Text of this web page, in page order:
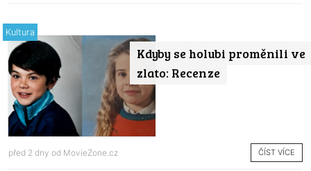
Kdyby se holubi proměnili ve
zlato: Recenze
Kultura
před 2 dny od MovieZone.cz ČÍST VÍCE